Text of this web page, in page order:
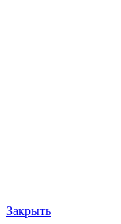
Закрыть